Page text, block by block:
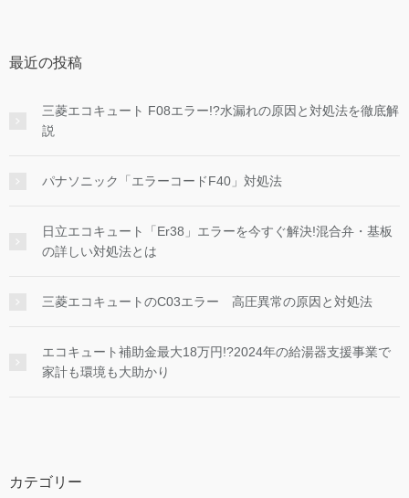
最近の投稿
三菱エコキュート F08エラー!?水漏れの原因と対処法を徹底解
説
パナソニック「エラーコードF40」対処法
日立エコキュート「Er38」エラーを今すぐ解決!混合弁・基板
の詳しい対処法とは
三菱エコキュートのC03エラー 高圧異常の原因と対処法
エコキュート補助金最大18万円!?2024年の給湯器支援事業で
家計も環境も大助かり
カテゴリー